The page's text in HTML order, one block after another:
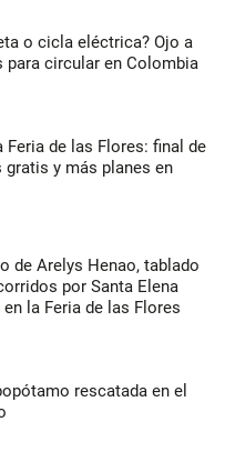
o cicla eléctrica? Ojo a
para circular en Colombia
Feria de las Flores: final de
gratis y más planes en
de Arelys Henao, tablado
por Santa Elena
la Feria de las Flores
rescatada en el